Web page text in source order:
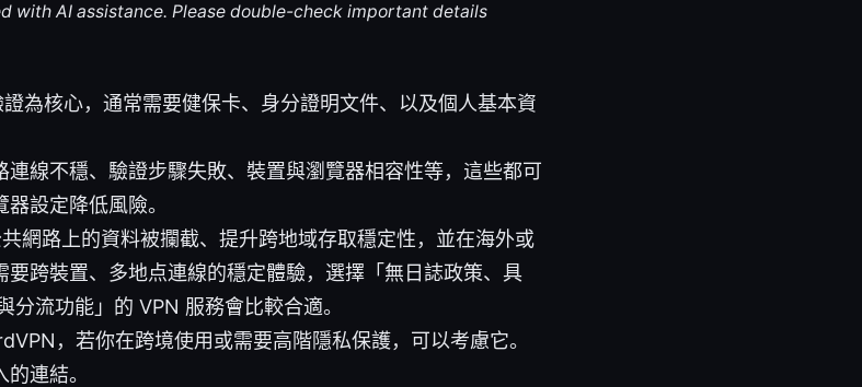
with AI assistance. Please double-check important details
為核心，通常需要健保卡、身分證明文件、以及個人基本資
線不穩、驗證步驟失敗、裝置與瀏覽器相容性等，這些都可
設定降低風險。
網路上的資料被攔截、提升跨地域存取穩定性，並在海外或
要跨裝置、多地点連線的穩定體驗，選擇「無日誌政策、具
流功能」的 VPN 服務會比較合適。
，若你在跨境使用或需要高階隱私保護，可以考慮它。
連結。